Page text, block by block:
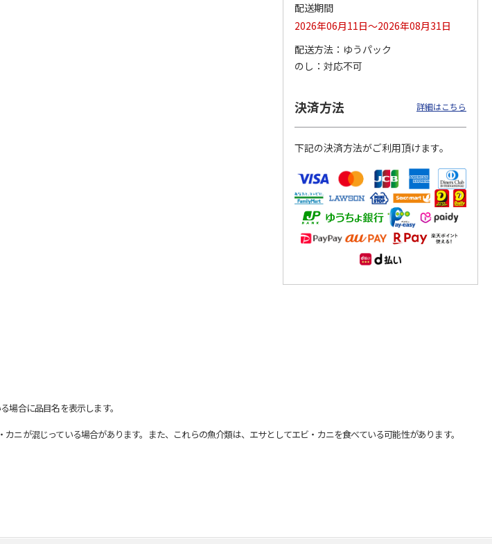
円…
4.8（11）
5,500円
11,000円
配送期間
2026年06月11日～2026年08月31日
配送方法
ゆうパック
のし
対応不可
決済方法 詳細はこちら
下記の決済方法がご利用頂けます。
場合に品目名を表示します。
が混じっている場合があります。また、これらの魚介類は、エサとしてエビ・カニを食べている可能性があります。